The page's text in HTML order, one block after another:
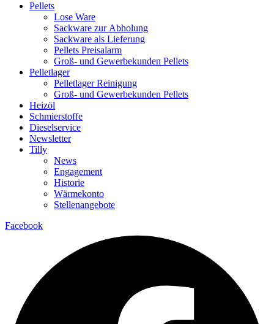
Pellets
Lose Ware
Sackware zur Abholung
Sackware als Lieferung
Pellets Preisalarm
Groß- und Gewerbekunden Pellets
Pelletlager
Pelletlager Reinigung
Groß- und Gewerbekunden Pellets
Heizöl
Schmierstoffe
Dieselservice
Newsletter
Tilly
News
Engagement
Historie
Wärmekonto
Stellenangebote
Facebook